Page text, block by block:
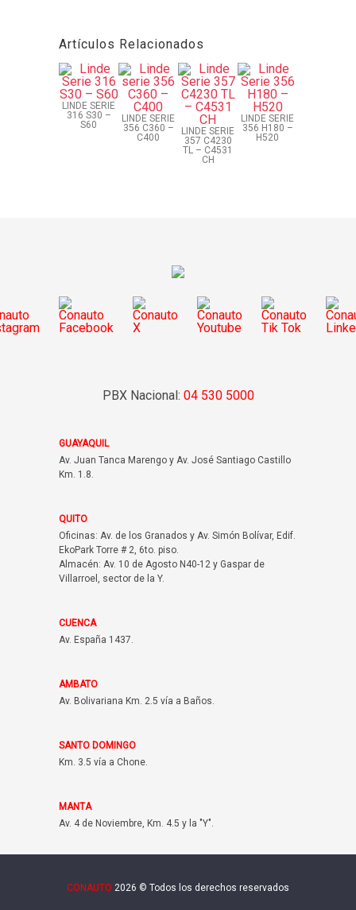
Artículos Relacionados
LINDE SERIE
316 S30 –
S60
LINDE SERIE
356 C360 –
C400
LINDE SERIE
357 C4230
TL – C4531
CH
LINDE SERIE
356 H180 –
H520
PBX Nacional: 04 530 5000
GUAYAQUIL
Av. Juan Tanca Marengo y Av. José Santiago Castillo
Km. 1.8.
QUITO
Oficinas: Av. de los Granados y Av. Simón Bolívar, Edif.
EkoPark Torre # 2, 6to. piso.
Almacén: Av. 10 de Agosto N40-12 y Gaspar de
Villarroel, sector de la Y.
CUENCA
Av. España 1437.
AMBATO
Av. Bolivariana Km. 2.5 vía a Baños.
SANTO DOMINGO
Km. 3.5 vía a Chone.
MANTA
Av. 4 de Noviembre, Km. 4.5 y la "Y".
CONAUTO 2026 © Todos los derechos reservados